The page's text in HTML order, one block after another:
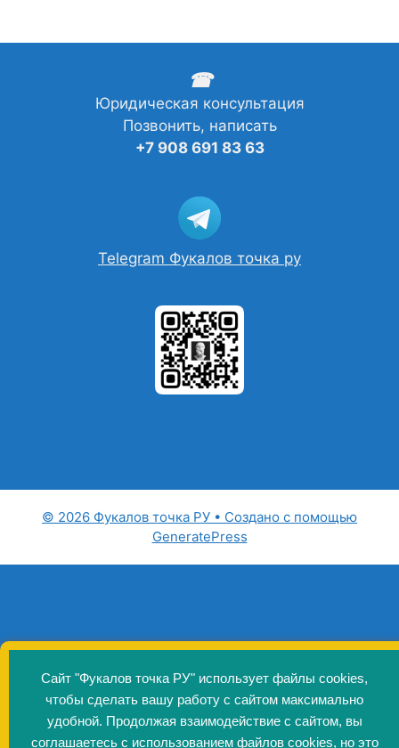
Сайт "Фукалов точка РУ" использует файлы cookies,
чтобы сделать вашу работу с сайтом максимально
удобной. Продолжая взаимодействие с сайтом, вы
соглашаетесь с использованием файлов cookies, но это
☎
Юридическая консультация
Позвонить, написать
+7 908 691 83 63
Telegram Фукалов точка ру
© 2026 Фукалов точка РУ • Создано с помощью
GeneratePress